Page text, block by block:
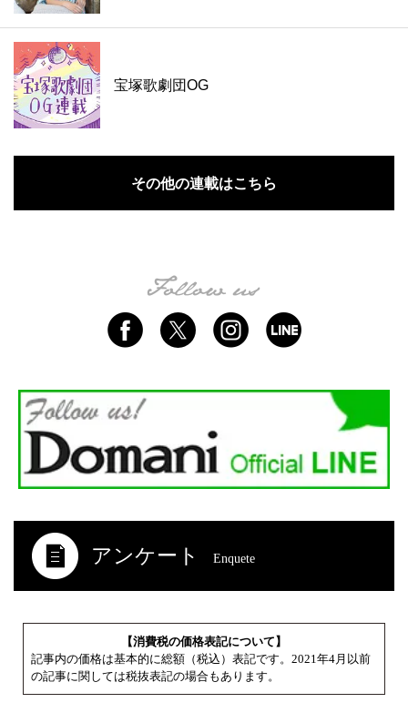
宝塚歌劇団OG
その他の連載はこちら
アンケート Enquete
【消費税の価格表記について】
記事内の価格は基本的に総額（税込）表記です。2021年4月以前
の記事に関しては税抜表記の場合もあります。